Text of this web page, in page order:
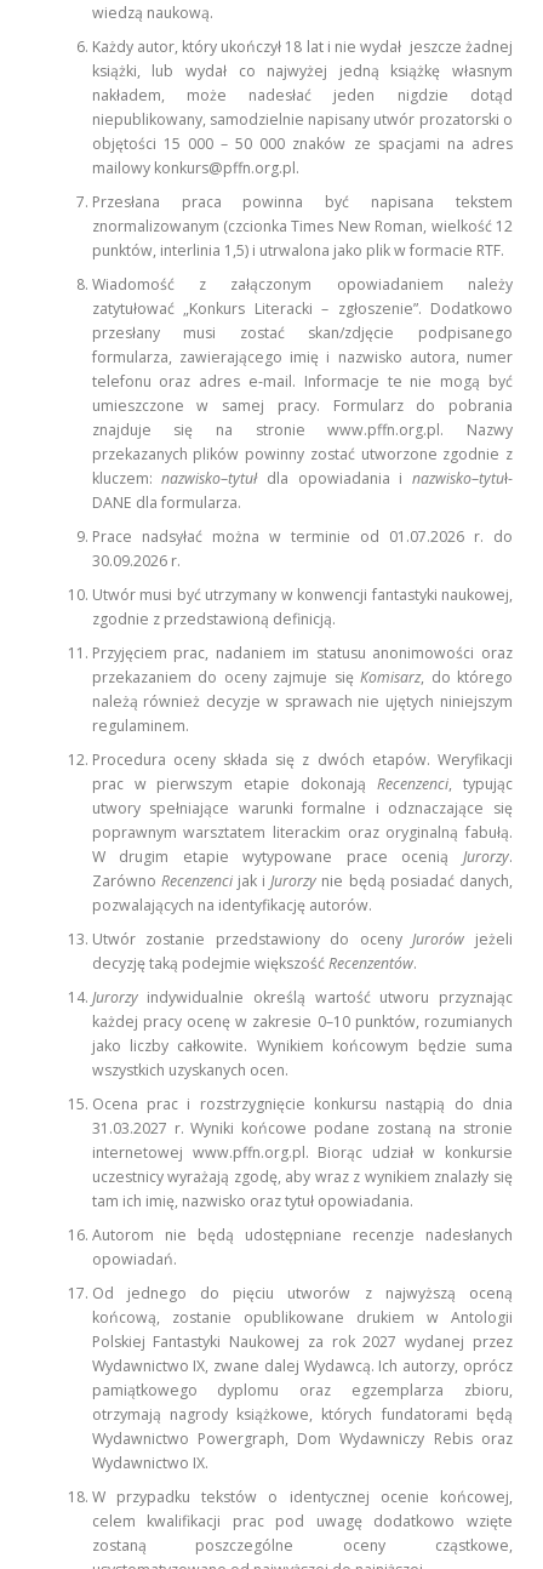
wiedzą naukową.
Każdy autor, który ukończył 18 lat i nie wydał jeszcze żadnej
książki, lub wydał co najwyżej jedną książkę własnym
nakładem, może nadesłać jeden nigdzie dotąd
niepublikowany, samodzielnie napisany utwór prozatorski o
objętości 15 000 – 50 000 znaków ze spacjami na adres
mailowy konkurs@pffn.org.pl.
Przesłana praca powinna być napisana tekstem
znormalizowanym (czcionka Times New Roman, wielkość 12
punktów, interlinia 1,5) i utrwalona jako plik w formacie RTF.
Wiadomość z załączonym opowiadaniem należy
zatytułować „Konkurs Literacki – zgłoszenie”. Dodatkowo
przesłany musi zostać skan/zdjęcie podpisanego
formularza, zawierającego imię i nazwisko autora, numer
telefonu oraz adres e-mail. Informacje te nie mogą być
umieszczone w samej pracy. Formularz do pobrania
znajduje się na stronie www.pffn.org.pl. Nazwy
przekazanych plików powinny zostać utworzone zgodnie z
kluczem:nazwisko–tytułdla opowiadania inazwisko–tytuł-
DANE dla formularza.
Prace nadsyłać można w terminie od 01.07.2026 r. do
30.09.2026 r.
Utwór musi być utrzymany w konwencji fantastyki naukowej,
zgodnie z przedstawioną definicją.
Przyjęciem prac, nadaniem im statusu anonimowości oraz
przekazaniem do oceny zajmuje sięKomisarz, do którego
należą również decyzje w sprawach nie ujętych niniejszym
regulaminem.
Procedura oceny składa się z dwóch etapów. Weryfikacji
prac w pierwszym etapie dokonająRecenzenci, typując
utwory spełniające warunki formalne i odznaczające się
poprawnym warsztatem literackim oraz oryginalną fabułą.
W drugim etapie wytypowane prace ocenią Jurorzy.
Zarówno Recenzencijak iJurorzy nie będą posiadać danych,
pozwalających na identyfikację autorów.
Utwór zostanie przedstawiony do ocenyJurorów jeżeli
decyzję taką podejmie większośćRecenzentów.
Jurorzyindywidualnie określą wartość utworu przyznając
każdej pracy ocenę w zakresie 0–10 punktów, rozumianych
jako liczby całkowite. Wynikiem końcowym będzie suma
wszystkich uzyskanych ocen.
Ocena prac i rozstrzygnięcie konkursu nastąpią do dnia
31.03.2027 r. Wyniki końcowe podane zostaną na stronie
internetowej www.pffn.org.pl. Biorąc udział w konkursie
uczestnicy wyrażają zgodę, aby wraz z wynikiem znalazły się
tam ich imię, nazwisko oraz tytuł opowiadania.
Autorom nie będą udostępniane recenzje nadesłanych
opowiadań.
Od jednego do pięciu utworów z najwyższą oceną
końcową, zostanie opublikowane drukiem w Antologii
Polskiej Fantastyki Naukowej za rok 2027 wydanej przez
Wydawnictwo IX, zwane dalej Wydawcą. Ich autorzy, oprócz
pamiątkowego dyplomu oraz egzemplarza zbioru,
otrzymają nagrody książkowe, których fundatorami będą
Wydawnictwo Powergraph, Dom Wydawniczy Rebis oraz
Wydawnictwo IX.
W przypadku tekstów o identycznej ocenie końcowej,
celem kwalifikacji prac pod uwagę dodatkowo wzięte
zostaną poszczególne oceny cząstkowe,